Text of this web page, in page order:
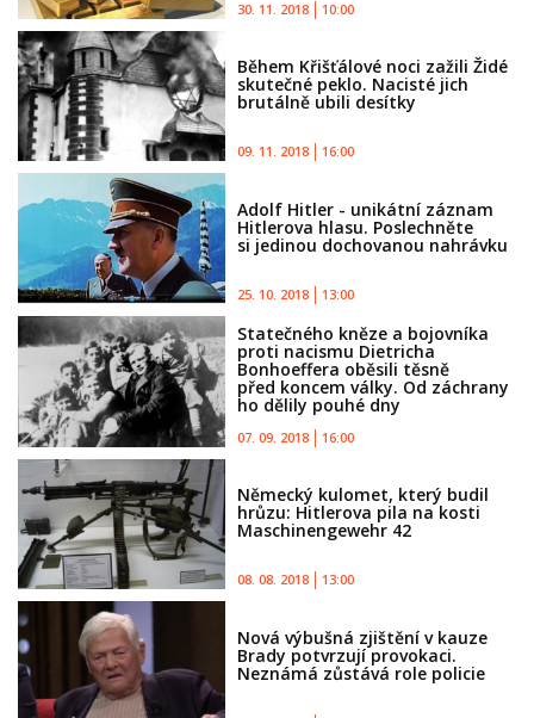
30. 11. 2018 10:00
Během Křišťálové noci zažili Židé
skutečné peklo. Nacisté jich
brutálně ubili desítky
09. 11. 2018 16:00
Adolf Hitler - unikátní záznam
Hitlerova hlasu. Poslechněte
si jedinou dochovanou nahrávku
25. 10. 2018 13:00
Statečného kněze a bojovníka
proti nacismu Dietricha
Bonhoeffera oběsili těsně
před koncem války. Od záchrany
ho dělily pouhé dny
07. 09. 2018 16:00
Německý kulomet, který budil
hrůzu: Hitlerova pila na kosti
Maschinengewehr 42
08. 08. 2018 13:00
Nová výbušná zjištění v kauze
Brady potvrzují provokaci.
Neznámá zůstává role policie